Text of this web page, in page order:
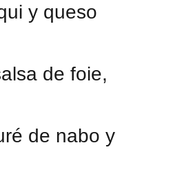
y queso
de foie,
de nabo y